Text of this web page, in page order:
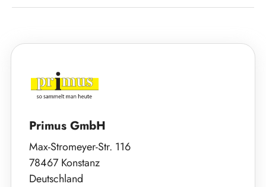
Primus GmbH
Max-Stromeyer-Str. 116
78467 Konstanz
Deutschland